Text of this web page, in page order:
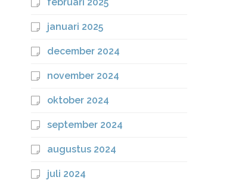
januari 2025
december 2024
november 2024
oktober 2024
september 2024
augustus 2024
juli 2024